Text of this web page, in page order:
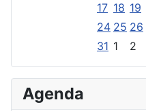
17 18 19
24 25 26
31 1 2
Agenda